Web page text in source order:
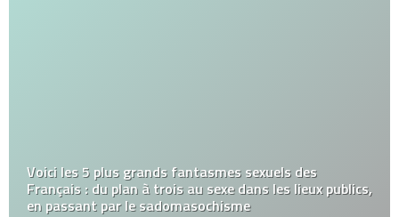
Voici les 5 plus grands fantasmes sexuels des
Français : du plan à trois au sexe dans les lieux publics,
en passant par le sadomasochisme